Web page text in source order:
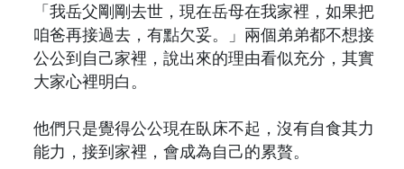
「我岳父剛剛去世，現在岳母在我家裡，如果把
咱爸再接過去，有點欠妥。」兩個弟弟都不想接
公公到自己家裡，說出來的理由看似充分，其實
大家心裡明白。
他們只是覺得公公現在臥床不起，沒有自食其力
能力，接到家裡，會成為自己的累贅。